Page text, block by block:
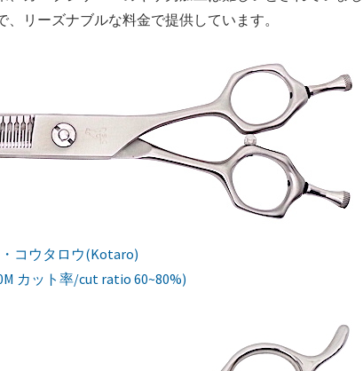
リーズナブルな料金で提供しています。
・コウタロウ(Kotaro)
カット率/cut ratio 60~80%)